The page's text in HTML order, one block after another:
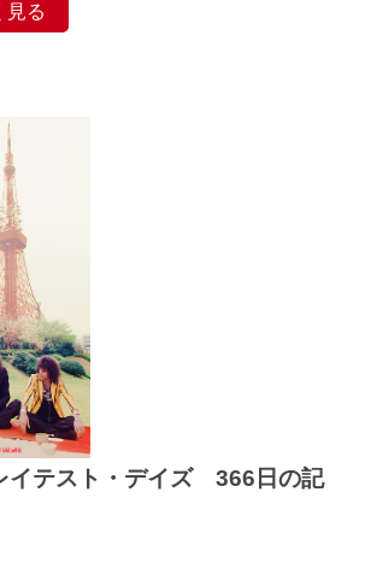
見る
テスト・デイズ 366日の記